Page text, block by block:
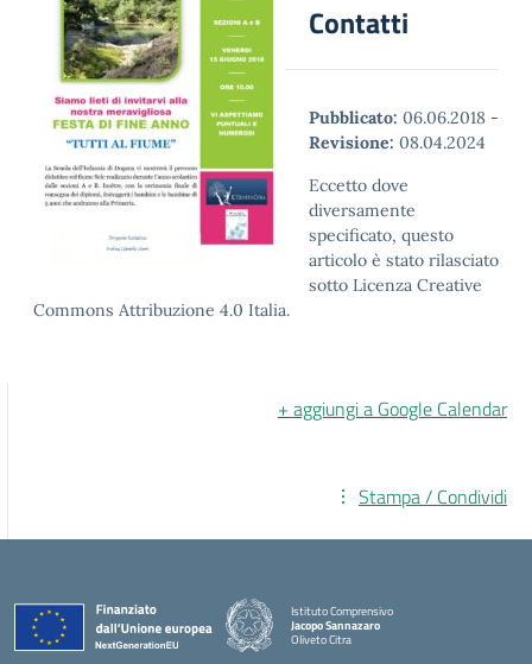
Contatti
Pubblicato: 06.06.2018 -
Revisione: 08.04.2024
Eccetto dove
diversamente
specificato, questo
articolo è stato rilasciato
sotto Licenza Creative
Commons Attribuzione 4.0 Italia.
+ aggiungi a Google Calendar
Stampa / Condividi
Istituto Comprensivo
Jacopo Sannazaro
Oliveto Citra